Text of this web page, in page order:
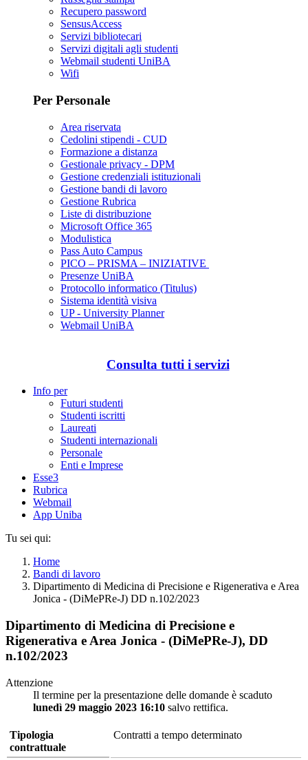
Recupero password
SensusAccess
Servizi bibliotecari
Servizi digitali agli studenti
Webmail studenti UniBA
Wifi
Per Personale
Area riservata
Cedolini stipendi - CUD
Formazione a distanza
Gestionale privacy - DPM
Gestione credenziali istituzionali
Gestione bandi di lavoro
Gestione Rubrica
Liste di distribuzione
Microsoft Office 365
Modulistica
Pass Auto Campus
PICO – PRISMA – INIZIATIVE
Presenze UniBA
Protocollo informatico (Titulus)
Sistema identità visiva
UP - University Planner
Webmail UniBA
Consulta tutti i servizi
Info per
Futuri studenti
Studenti iscritti
Laureati
Studenti internazionali
Personale
Enti e Imprese
Esse3
Rubrica
Webmail
App Uniba
Tu sei qui:
Home
Bandi di lavoro
Dipartimento di Medicina di Precisione e Rigenerativa e Area
Jonica - (DiMePRe-J) DD n.102/2023
Dipartimento di Medicina di Precisione e
Rigenerativa e Area Jonica - (DiMePRe-J), DD
n.102/2023
Attenzione
Il termine per la presentazione delle domande è scaduto
lunedì 29 maggio 2023 16:10 salvo rettifica.
Tipologia
contrattuale
Contratti a tempo determinato